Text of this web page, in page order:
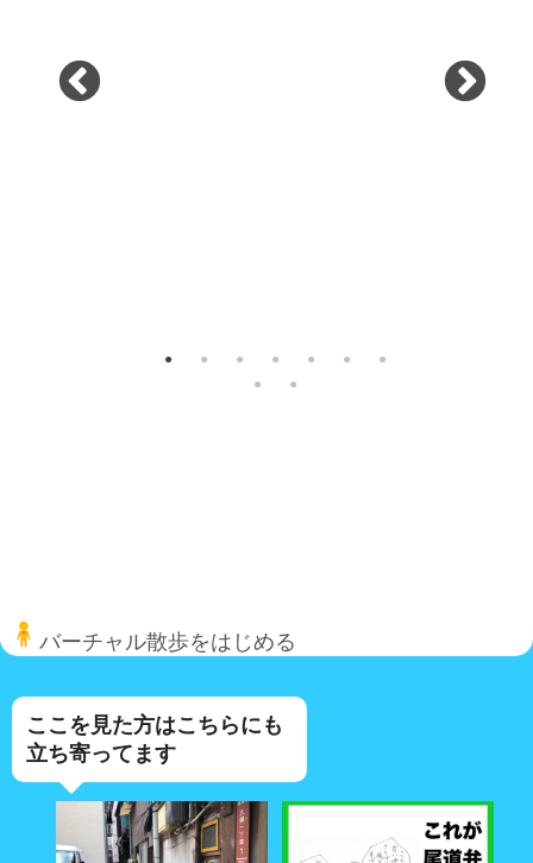
バーチャル散歩をはじめる
ここを見た方はこちらにも
立ち寄ってます